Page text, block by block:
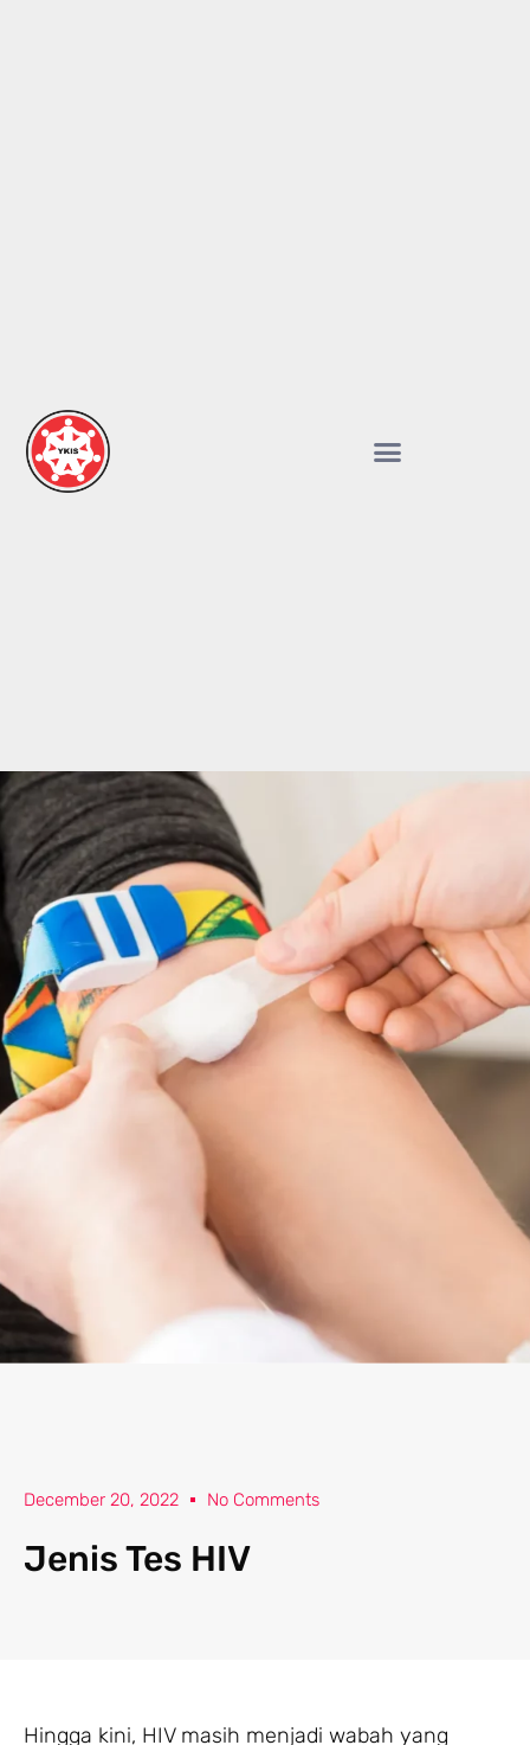
December 20, 2022 No Comments
Jenis Tes HIV
Hingga kini, HIV masih menjadi wabah yang